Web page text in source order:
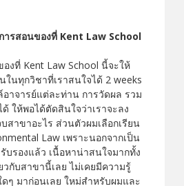
ารสอนของที่ Kent Law School
งที่ Kent Law School นี้จะให้
ในทุกวิชาที่เราสนใจได้ 2 weeks
อาจารย์แต่ละท่าน การวัดผล รวม
ให้พอได้ตัดสินใจว่าเราจะลง
สาขาอะไร ส่วนตัวผมเลือกเรียน
Law เพราะนอกจากเป็น
บรองแล้ว เนื้อหาน่าสนใจมากทั้ง
วกับสาขานี้เลย ไม่เคยมีความรู้
ๆ มาก่อนเลย ใหม่สำหรับผมและ